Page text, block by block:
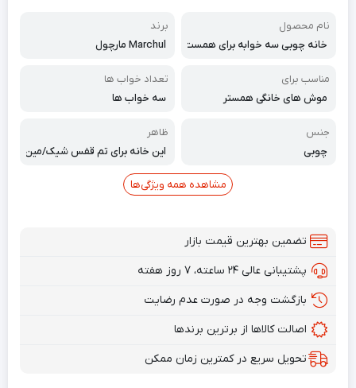
نام محصول
خانه چوبی سه خوابه برای همست
برند
Marchul مارچول
مناسب برای
موش های خانگی همستر
تعداد خواب ها
سه خواب ها
جنس
چوبی
ظاهر
این خانه برای تم قفس شیک/مین
مشاهده همه ویژگی‌ها
تضمین بهترین قیمت بازار
پشتیبانی عالی ۲۴ ساعته، ۷ روز هفته
بازگشت وجه در صورت عدم رضایت
اصالت کالاها از برترین برندها
تحویل سریع در کمترین زمان ممکن